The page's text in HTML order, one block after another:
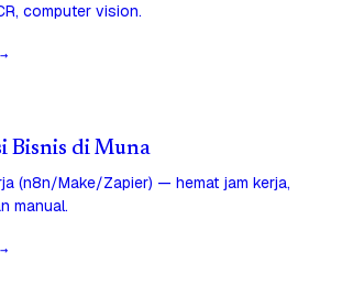
computer vision.
Bisnis di Muna
(n8n/Make/Zapier) — hemat jam kerja,
manual.